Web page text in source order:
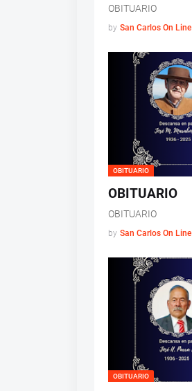
OBITUARIO
by San Carlos On Line
OBITUARIO
OBITUARIO
OBITUARIO
by San Carlos On Line
OBITUARIO